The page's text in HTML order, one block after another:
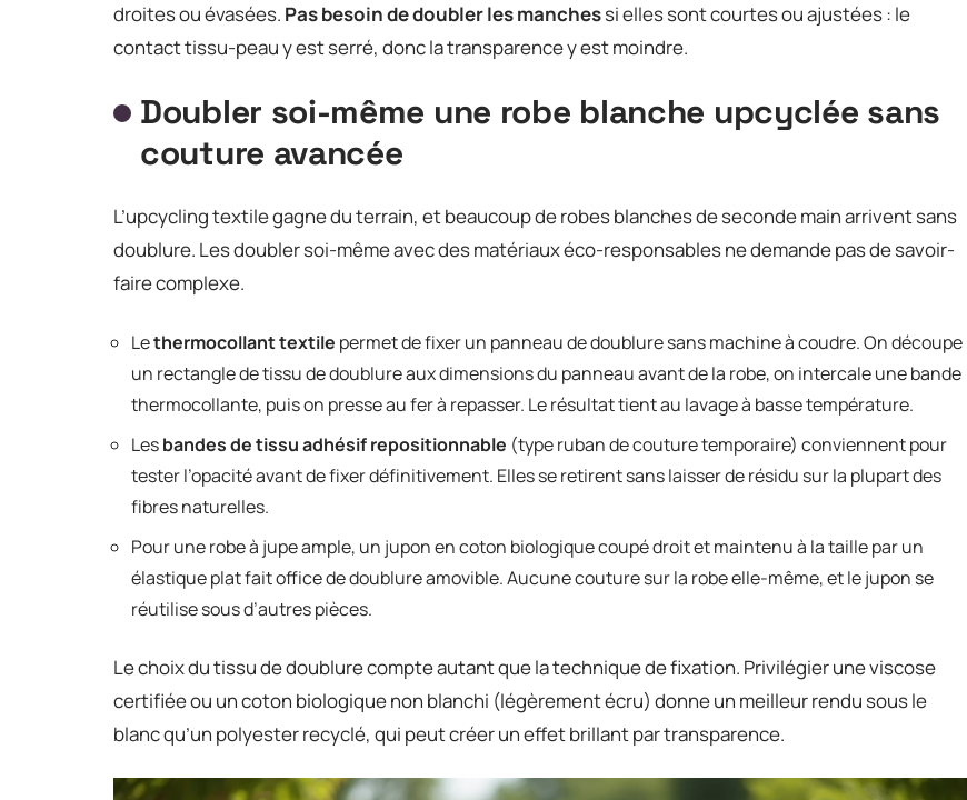
droites ou évasées. Pas besoin de doubler les manchessi elles sont courtes ou ajustées : le
contact tissu-peau y est serré, donc la transparence y est moindre.
Doubler soi-même une robe blanche upcyclée sans
couture avancée
L’upcycling textile gagne du terrain, et beaucoup de robes blanches de seconde main arrivent sans
doublure. Les doubler soi-même avec des matériaux éco-responsables ne demande pas de savoir-
faire complexe.
Lethermocollant textile permet de fixer un panneau de doublure sans machine à coudre. On découpe
un rectangle de tissu de doublure aux dimensions du panneau avant de la robe, on intercale une bande
thermocollante, puis on presse au fer à repasser. Le résultat tient au lavage à basse température.
Lesbandes de tissu adhésif repositionnable (type ruban de couture temporaire) conviennent pour
tester l’opacité avant de fixer définitivement. Elles se retirent sans laisser de résidu sur la plupart des
fibres naturelles.
Pour une robe à jupe ample, un jupon en coton biologique coupé droit et maintenu à la taille par un
élastique plat fait office de doublure amovible. Aucune couture sur la robe elle-même, et le jupon se
réutilise sous d’autres pièces.
Le choix du tissu de doublure compte autant que la technique de fixation. Privilégier une viscose
certifiée ou un coton biologique non blanchi (légèrement écru) donne un meilleur rendu sous le
blanc qu’un polyester recyclé, qui peut créer un effet brillant par transparence.